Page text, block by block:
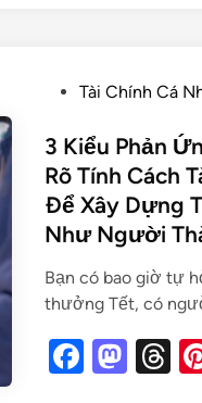
o
k
n s
Tài Chính Cá
3 Kiểu Phản
Rõ Tính Cách
Để Xây Dựng
Như Người
Bạn có bao giờ tự
thưởng Tết, có
F
M T